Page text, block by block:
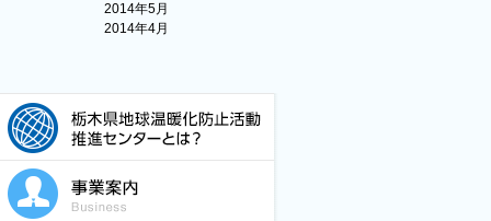
2014年5月
2014年4月